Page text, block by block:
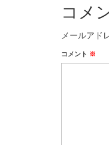
コメ
メールアド
コメント ※